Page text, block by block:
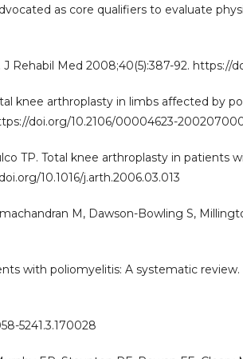
as core qualifiers to evaluate
Rehabil Med 2008;40(5):387-92. https://
knee arthroplasty in limbs affected by
doi.org/10.2106/00004623-
TP. Total knee arthroplasty in patients
10.1016/j.arth.2006.03.013
M, Dawson-Bowling S,
with poliomyelitis: A systematic review.
5241.3.170028